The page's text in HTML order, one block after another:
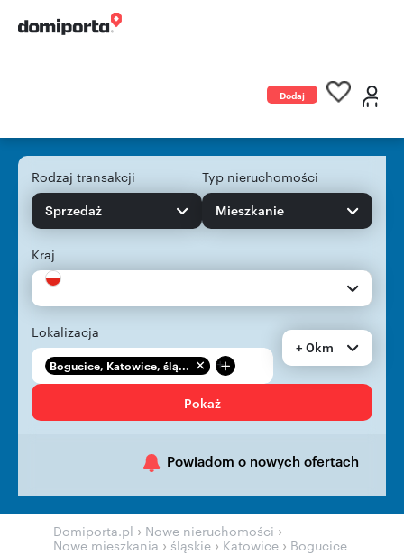
Dodaj
Rodzaj transakcji
Sprzedaż
Typ nieruchomości
Mieszkanie
Kraj
Lokalizacja
Bogucice, Katowice, ślą... +
+ 0km
Pokaż
Powiadom o nowych ofertach
Domiporta.pl › Nowe nieruchomości ›
Nowe mieszkania › śląskie › Katowice › Bogucice